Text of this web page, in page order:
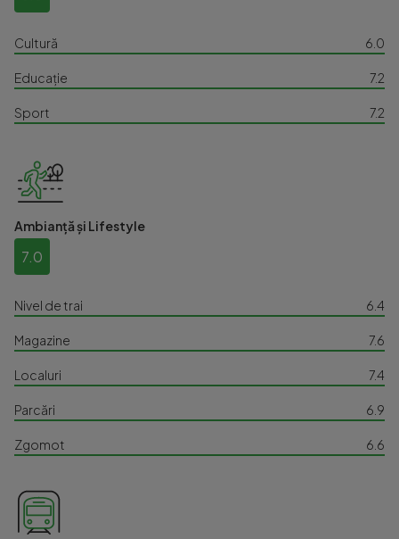
Cultură 6.0
Educație 7.2
Sport 7.2
Ambianță și Lifestyle
7.0
Nivel de trai 6.4
Magazine 7.6
Localuri 7.4
Parcări 6.9
Zgomot 6.6